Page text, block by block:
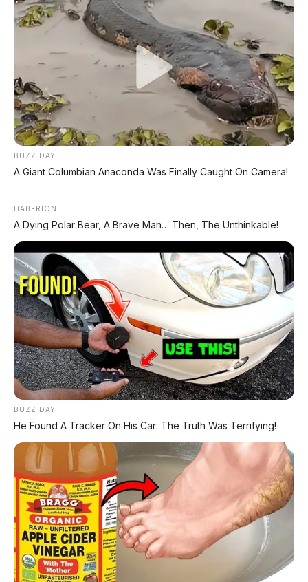
✅ Proses 1 Jam Langsung ACC
✅ Syarat Cukup KTP & KK
AMBIL PROMO >
DIJUAL MOBIL BEKAS DENPASAR
Legam, Low KM 100 Ribu, Pajak Panjang!
Kondisi Istimewa di Denpasar
Kondisi Istimewa, Hanya 68.000 KM! Siap Pakai
di Denpasar
DIJUAL: Mitsubishi Xpander Ultimate 2023
Matic – Surat Bali, KM 44.000, Pajak Panjang!
DIJUAL : Xpander Ultimate 2019 Matic Surat
Bali – Kondisi Istimewa, KM 37.000
Lihat Semua Unit Bali »
DATABASEARTIKEL
BUZZ DAY
A Giant Columbian Anaconda Was Finally Caught On Camera!
HABERION
A Dying Polar Bear, A Brave Man… Then, The Unthinkable!
BUZZ DAY
He Found A Tracker On His Car: The Truth Was Terrifying!